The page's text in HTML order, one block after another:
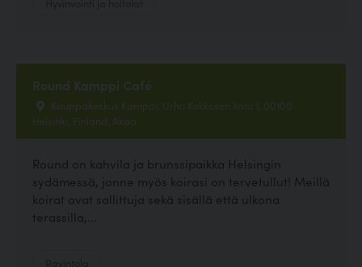
Round Kamppi Café
Kauppakeskus Kamppi, Urho Kekkosen katu 1, 00100
Helsinki, Finland, Akaa
Round on kahvila ja brunssipaikka Helsingin
sydämessä, jonne myös koirasi on tervetullut! Meillä
koirat ovat sallittuja sekä sisällä että ulkona
terassilla,...